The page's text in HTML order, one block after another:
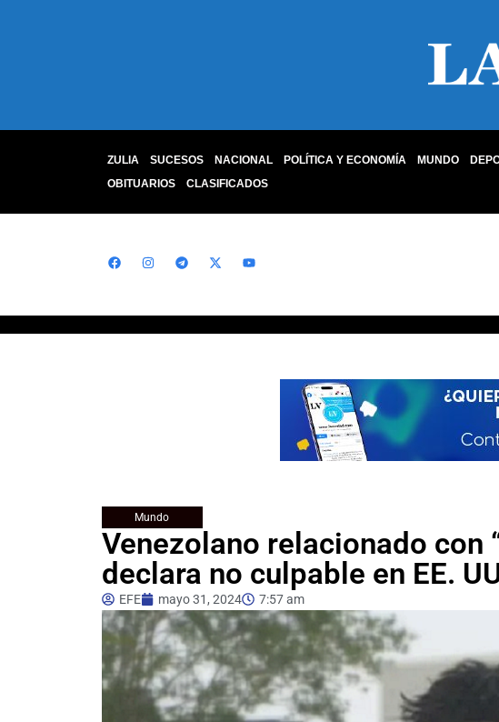
ZULIA SUCESOS NACIONAL POLÍTICA Y ECONOMÍA MUNDO
OBITUARIOS
CLASIFICADOS
Mundo
Venezolano relacionado con
declara no culpable en EE.
EFE mayo 31, 2024 7:57 am